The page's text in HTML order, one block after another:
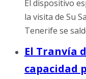
El dispositivo
la visita de Su
Tenerife se
El Tranvía
capacidad